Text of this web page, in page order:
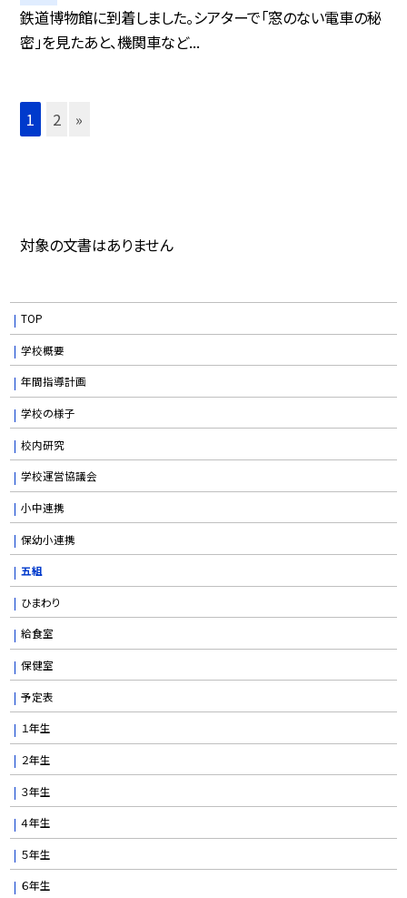
鉄道博物館に到着しました。シアターで「窓のない電車の秘
密」を見たあと、機関車など...
1 2 »
対象の文書はありません
TOP
学校概要
年間指導計画
学校の様子
校内研究
学校運営協議会
小中連携
保幼小連携
五組
ひまわり
給食室
保健室
予定表
１年生
２年生
３年生
４年生
５年生
６年生